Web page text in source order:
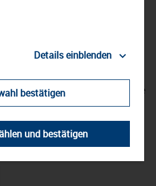
war sie auf alle Fälle
beim Pfarrheim in Pürten.
getestet werden konnte, dafür
Bürgermeister Emil
spritzige Anzapf-Show
reinhauen kann jeder, die
anzuzapfen, so das
Details einblenden
bestätigen
und bestätigen